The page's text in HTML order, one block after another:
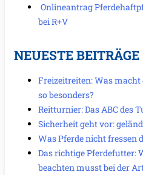
Onlineantrag
bei R+V
NEUESTE BEITRÄGE
Freizeitreiten: Was macht
so besonders?
Reitturnier: Das ABC des
Sicherheit geht vor:
Was Pferde nicht fressen
Das richtige Pferdefutter:
beachten musst bei der